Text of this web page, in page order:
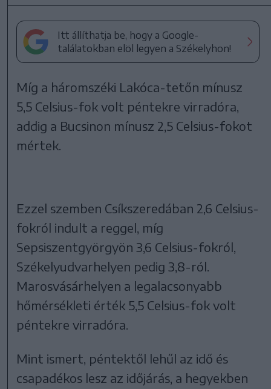
Itt állíthatja be, hogy a Google-
találatokban elöl legyen a Székelyhon!
Míg a háromszéki Lakóca-tetőn mínusz
5,5 Celsius-fok volt péntekre virradóra,
addig a Bucsinon mínusz 2,5 Celsius-fokot
mértek.
Ezzel szemben Csíkszeredában 2,6 Celsius-
fokról indult a reggel, míg
Sepsiszentgyörgyön 3,6 Celsius-fokról,
Székelyudvarhelyen pedig 3,8-ról.
Marosvásárhelyen a legalacsonyabb
hőmérsékleti érték 5,5 Celsius-fok volt
péntekre virradóra.
Mint ismert, péntektől lehűl az idő és
csapadékos lesz az időjárás, a hegyekben